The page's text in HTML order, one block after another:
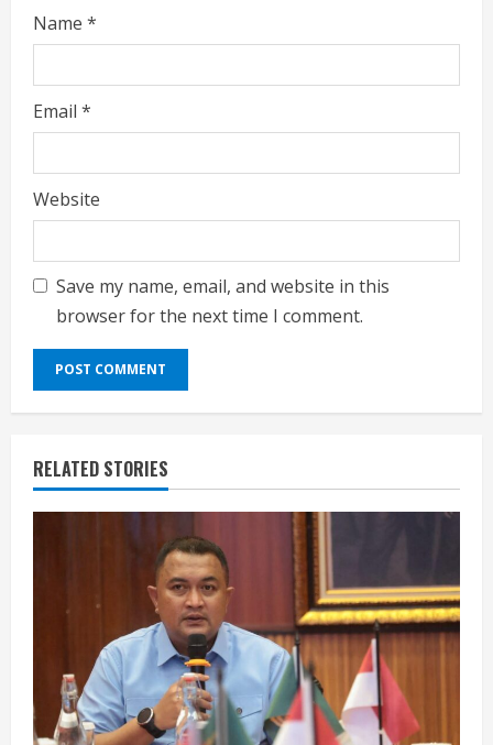
Name *
Email *
Website
Save my name, email, and website in this
browser for the next time I comment.
RELATED STORIES